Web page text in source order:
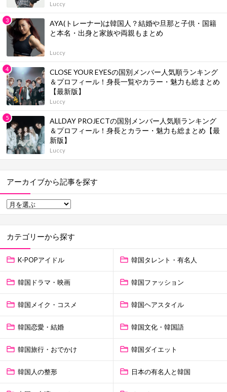
Luccy
AYA(トレーナー)は韓国人？結婚や旦那と子供・国籍
と本名・出身と家族や両親もまとめ
Luccy
CLOSE YOUR EYESの国別メンバー人気順ランキング
＆プロフィール！身長一覧やカラー・魅力も総まとめ
【最新版】
Luccy
ALLDAY PROJECTの国別メンバー人気順ランキング
＆プロフィール！身長とカラー・魅力も総まとめ【最
新版】
Luccy
アーカイブから記事を探す
カテゴリーから探す
K-POPアイドル 韓国タレント・有名人
韓国ドラマ・映画 韓国ファッション
韓国メイク・コスメ 韓国ヘアスタイル
韓国恋愛・結婚 韓国文化・韓国語
韓国旅行・おでかけ 韓国ダイエット
韓国人の整形 日本の有名人と韓国